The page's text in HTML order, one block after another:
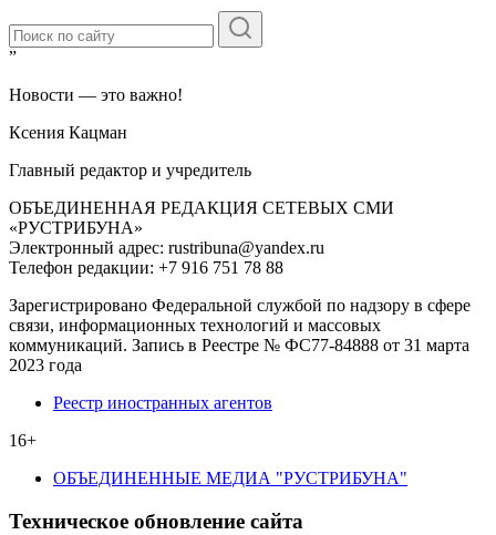
”
Новости — это важно!
Ксения Кацман
Главный редактор и учредитель
ОБЪЕДИНЕННАЯ РЕДАКЦИЯ СЕТЕВЫХ СМИ
«РУСТРИБУНА»
Электронный адрес: rustribuna@yandex.ru
Телефон редакции: +7 916 751 78 88
Зарегистрировано Федеральной службой по надзору в сфере
связи, информационных технологий и массовых
коммуникаций. Запись в Реестре № ФС77-84888 от 31 марта
2023 года
Реестр иностранных агентов
16+
ОБЪЕДИНЕННЫЕ МЕДИА "РУСТРИБУНА"
Техническое обновление сайта